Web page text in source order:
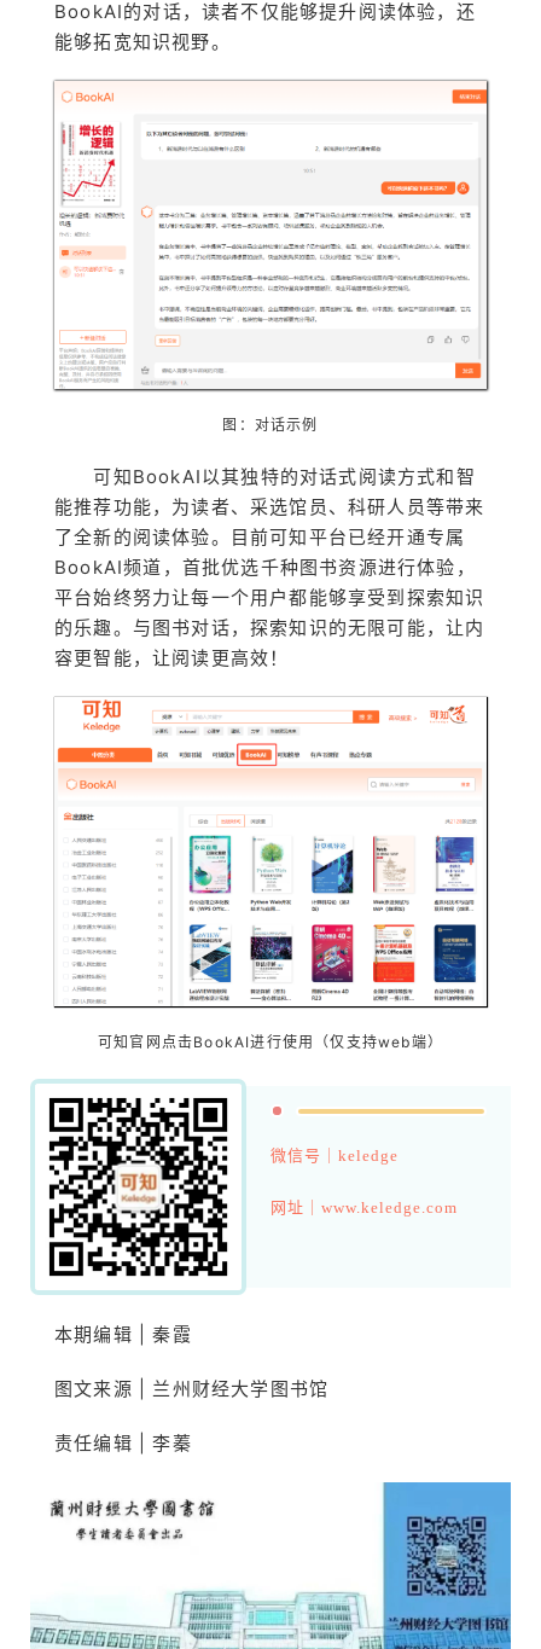
BookAI的对话，读者不仅能够提升阅读体验，还
能够拓宽知识视野。
图：对话示例
可知BookAI以其独特的对话式阅读方式和智
能推荐功能，为读者、采选馆员、科研人员等带来
了全新的阅读体验。目前可知平台已经开通专属
BookAI频道，首批优选千种图书资源进行体验，
平台始终努力让每一个用户都能够享受到探索知识
的乐趣。与图书对话，探索知识的无限可能，让内
容更智能，让阅读更高效！
可知官网点击BookAI进行使用（仅支持web端）
微信号｜keledge
网址｜www.keledge.com
本期编辑 | 秦霞
图文来源 | 兰州财经大学图书馆
责任编辑 | 李蓁